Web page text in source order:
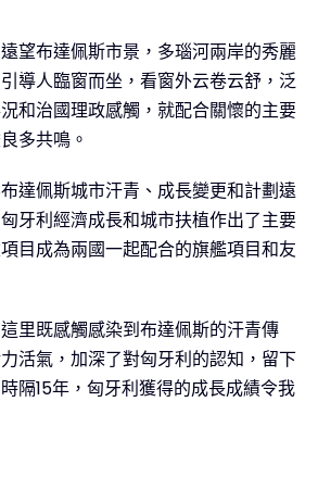
望布達佩斯市景，多瑙河兩岸的秀麗
導人臨窗而坐，看窗外云卷云舒，泛
和治國理政感觸，就配合關懷的主要
多共鳴。
達佩斯城市汗青、成長變更和計劃遠
牙利經濟成長和城市扶植作出了主要
目成為兩國一起配合的旗艦項目和友
里既感觸感染到布達佩斯的汗青傳
活氣，加深了對匈牙利的認知，留下
隔15年，匈牙利獲得的成長成績令我